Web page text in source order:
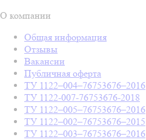
О компании
Общая информация
Отзывы
Вакансии
Публичная оферта
ТУ 1122–004–76753676–2016
ТУ 1122-007-76753676-2018
ТУ 1122–005–76753676–2016
ТУ 1122–002–76753676–2015
ТУ 1122–003–76753676–2016